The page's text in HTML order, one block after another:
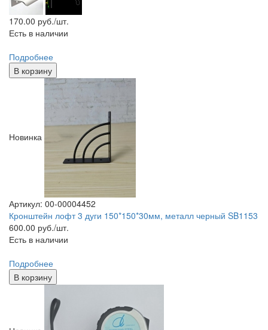
170.00 руб./шт.
Есть в наличии
Подробнее
В корзину
Новинка
Артикул: 00-00004452
Кронштейн лофт 3 дуги 150*150*30мм, металл черный SB1153
600.00 руб./шт.
Есть в наличии
Подробнее
В корзину